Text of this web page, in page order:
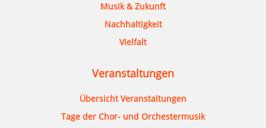
Musik & Zukunft
Nachhaltigkeit
Vielfalt
Veranstaltungen
Übersicht Veranstaltungen
Tage der Chor- und Orchestermusik